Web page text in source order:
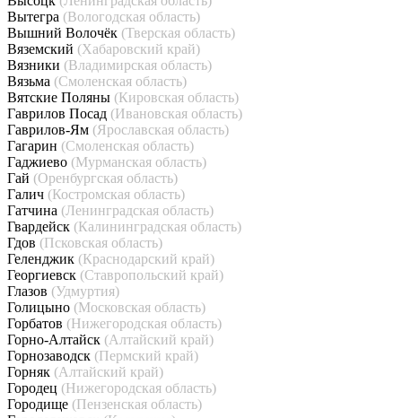
Вытегра (Вологодская область)
Вышний Волочёк (Тверская область)
Вяземский (Хабаровский край)
Вязники (Владимирская область)
Вязьма (Смоленская область)
Вятские Поляны (Кировская область)
Гаврилов Посад (Ивановская область)
Гаврилов-Ям (Ярославская область)
Гагарин (Смоленская область)
Гаджиево (Мурманская область)
Гай (Оренбургская область)
Галич (Костромская область)
Гатчина (Ленинградская область)
Гвардейск (Калининградская область)
Гдов (Псковская область)
Геленджик (Краснодарский край)
Георгиевск (Ставропольский край)
Глазов (Удмуртия)
Голицыно (Московская область)
Горбатов (Нижегородская область)
Горно-Алтайск (Алтайский край)
Горнозаводск (Пермский край)
Горняк (Алтайский край)
Городец (Нижегородская область)
Городище (Пензенская область)